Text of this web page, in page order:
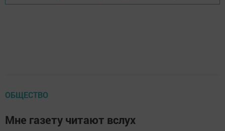
ОБЩЕСТВО
Мне газету читают вслух